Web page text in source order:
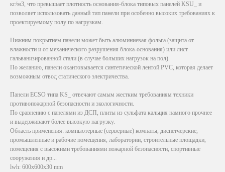
кг/м3, что превышает плотность основания-блока типовых панелей KSU_ и
позволяет использовать данный тип панели при особенно высоких требованиях к
проектируемому полу по нагрузкам.
Нижним покрытием панели может быть алюминиевая фольга (защита от
влажности и от механического разрушения блока-основания) или лист
гальванизированной стали (в случае больших нагрузок на пол).
По желанию, панели окантовывается синтетической лентой PVC, которая делает
возможным отвод статического электричества.
Панели ECSO типа KS_ отвечают самым жестким требованиям техники
противопожарной безопасности и экологичности.
По сравнению с панелями из ДСП, плиты из сульфата кальция намного прочнее
и выдерживают более высокую нагрузку.
Область применения: компьютерные (серверные) комнаты, диспетчерские,
промышленные и рабочие помещения, лаборатории, строительные площадки,
помещения с высокими требованиями пожарной безопасности, спортивные
сооружения и др...
lwh: 600x600x30 mm